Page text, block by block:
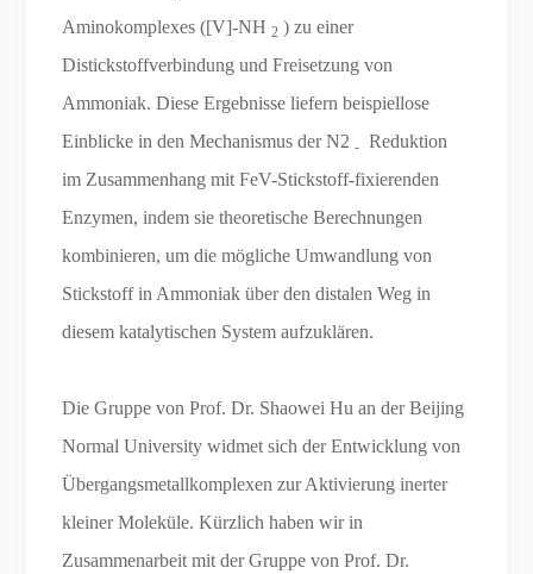
Aminokomplexes ([V]-NH2 ) zu einer
Distickstoffverbindung und Freisetzung von
Ammoniak. Diese Ergebnisse liefern beispiellose
Einblicke in den Mechanismus der N2 - Reduktion
im Zusammenhang mit FeV-Stickstoff-fixierenden
Enzymen, indem sie theoretische Berechnungen
kombinieren, um die mögliche Umwandlung von
Stickstoff in Ammoniak über den distalen Weg in
diesem katalytischen System aufzuklären.
Die Gruppe von Prof. Dr. Shaowei Hu an der Beijing
Normal University widmet sich der Entwicklung von
Übergangsmetallkomplexen zur Aktivierung inerter
kleiner Moleküle. Kürzlich haben wir in
Zusammenarbeit mit der Gruppe von Prof. Dr.